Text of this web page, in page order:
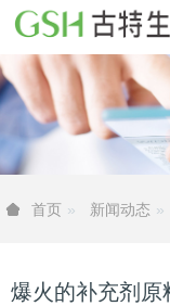
首页 新闻动态
爆火的补充剂原